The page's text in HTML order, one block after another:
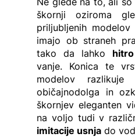
škornji oziroma
priljubljenih
imajo ob straneh
tako da lahko
vanje. Konica te
modelov
običajnodolga in
škornjev eleganten
na voljo tudi v
imitacije usnja do